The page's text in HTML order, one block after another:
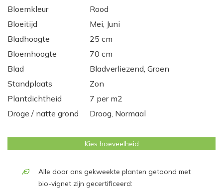
Bloemkleur
Rood
Bloeitijd
Mei, Juni
Bladhoogte
25 cm
Bloemhoogte
70 cm
Blad
Bladverliezend, Groen
Standplaats
Zon
Plantdichtheid
7 per m2
Droge / natte grond
Droog, Normaal
Kies hoeveelheid
Alle door ons gekweekte planten getoond met
bio-vignet zijn gecertificeerd: